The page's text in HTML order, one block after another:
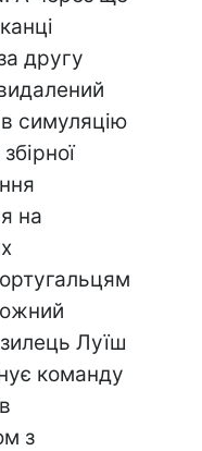
другу
симуляцію
на
Луїш
команду
з